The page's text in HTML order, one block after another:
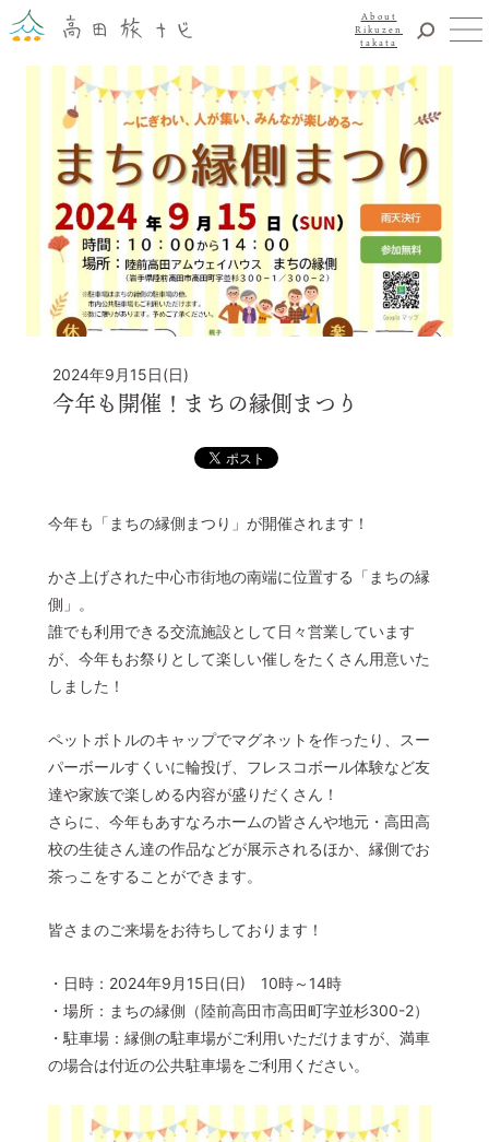
About Rikuzentakata
2024年9月15日(日)
今年も開催！まちの縁側まつり
今年も「まちの縁側まつり」が開催されます！
かさ上げされた中心市街地の南端に位置する「まちの縁
側」。
誰でも利用できる交流施設として日々営業しています
が、今年もお祭りとして楽しい催しをたくさん用意いた
しました！
ペットボトルのキャップでマグネットを作ったり、スー
パーボールすくいに輪投げ、フレスコボール体験など友
達や家族で楽しめる内容が盛りだくさん！
さらに、今年もあすなろホームの皆さんや地元・高田高
校の生徒さん達の作品などが展示されるほか、縁側でお
茶っこをすることができます。
皆さまのご来場をお待ちしております！
・日時：2024年9月15日(日) 10時～14時
・場所：まちの縁側（陸前高田市高田町字並杉300-2）
・駐車場：縁側の駐車場がご利用いただけますが、満車
の場合は付近の公共駐車場をご利用ください。
About
Rikuzen
takata
観光
体験
震災復興
食事・グルメ
宿泊
イベント
アクセス
お知らせ
YouTubeチャンネル
交通・観光サービス
観光のことならまずはココ！
陸前高田市観光物産協会
お問い合わせ
© 2022 一般社団法人 陸前高田市観光物産協会 All Rights Reserved.